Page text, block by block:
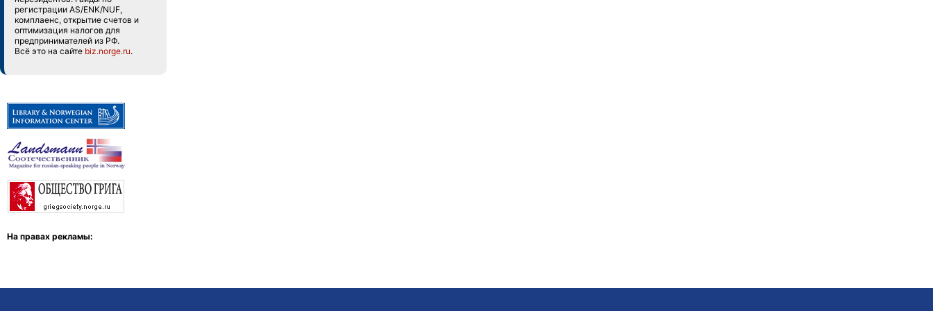
регистрации AS/ENK/NUF,
комплаенс, открытие счетов и
оптимизация налогов для
предпринимателей из РФ.
Всё это на сайте biz.norge.ru.
На правах рекламы: